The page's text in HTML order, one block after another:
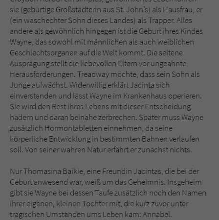
sie (gebürtige Großstädterin aus St. John’s) als Hausfrau, er
(ein waschechter Sohn dieses Landes) als Trapper. Alles
andere als gewöhnlich hingegen ist die Geburt ihres Kindes
Wayne, das sowohl mit männlichen als auch weiblichen
Geschlechtsorganen auf die Welt kommt. Die seltene
Ausprägung stellt die liebevollen Eltern vor ungeahnte
Herausforderungen. Treadway möchte, dass sein Sohn als
Junge aufwächst. Widerwillig erklärt Jacinta sich
einverstanden und lässt Wayne im Krankenhaus operieren.
Sie wird den Rest ihres Lebens mit dieser Entscheidung
hadern und daran beinahe zerbrechen. Später muss Wayne
zusätzlich Hormontabletten einnehmen, da seine
körperliche Entwicklung in bestimmten Bahnen verlaufen
soll. Von seiner wahren Natur erfährt er zunächst nichts.
Nur Thomasina Baikie, eine Freundin Jacintas, die bei der
Geburt anwesend war, weiß um das Geheimnis. Insgeheim
gibt sie Wayne bei dessen Taufe zusätzlich noch den Namen
ihrer eigenen, kleinen Tochter mit, die kurz zuvor unter
tragischen Umständen ums Leben kam: Annabel.
Sicherheitscode des Kontaktformulars zu
überprüfen.